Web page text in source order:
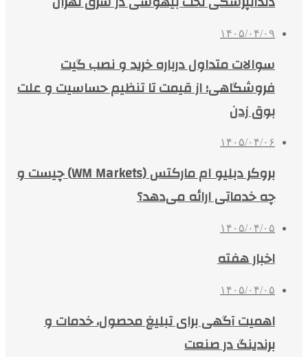
۱۴۰۵/۰۴/۰۹
سوالات متداول درباره خرید و نصب گیت
فروشگاهی؛ از قیمت تا تنظیم حساسیت و علت
بوق زدن
۱۴۰۵/۰۴/۰۶
بروکر دبلیو ام مارکتس (WM Markets) چیست و
چه خدماتی ارائه می‌دهد؟
۱۴۰۵/۰۴/۰۵
اخبار هفته
۱۴۰۵/۰۴/۰۵
اهمیت آگهی برای تبلیغ محصول، خدمات و
برندینگ در صنعت